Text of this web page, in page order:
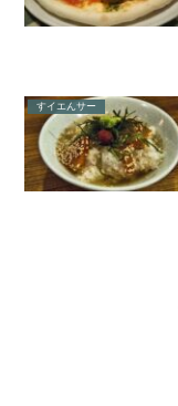
すイエんサー